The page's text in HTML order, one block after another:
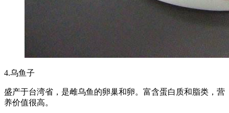
4.乌鱼子
盛产于台湾省，是雌乌鱼的卵巢和卵。富含蛋白质和脂类，营
养价值很高。